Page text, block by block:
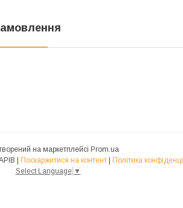
на маркетплейсі Prom.ua
1-Й МАГАЗИН КОРИСНИХ ТОВАРІВ | Поскаржитися на контент | Політика
Select Language ▼